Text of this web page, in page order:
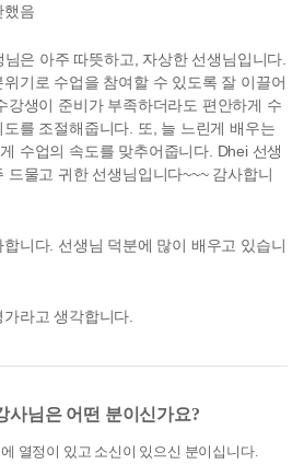
했음
님은 아주 따뜻하고, 자상한 선생님입니다.
위기로 수업을 참여할 수 있도록 잘 이끌어
강생이 준비가 부족하더라도 편안하게 수
도를 조절해줍니다. 또, 늘 느린게 배우는
수업의 속도를 맞추어줍니다. Dhei 선생
드물고 귀한 선생님입니다~~~ 감사합니
합니다. 선생님 덕분에 많이 배우고 있습니
라고 생각합니다.
사님은 어떤 분이신가요?
열정이 있고 소신이 있으신 분이십니다.